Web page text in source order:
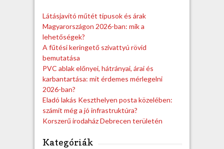
Látásjavító műtét típusok és árak
Magyarországon 2026-ban: mik a
lehetőségek?
A fűtési keringető szivattyú rövid
bemutatása
PVC ablak előnyei, hátrányai, árai és
karbantartása: mit érdemes mérlegelni
2026-ban?
Eladó lakás Keszthelyen posta közelében:
számít még a jó infrastruktúra?
Korszerű irodaház Debrecen területén
Kategóriák